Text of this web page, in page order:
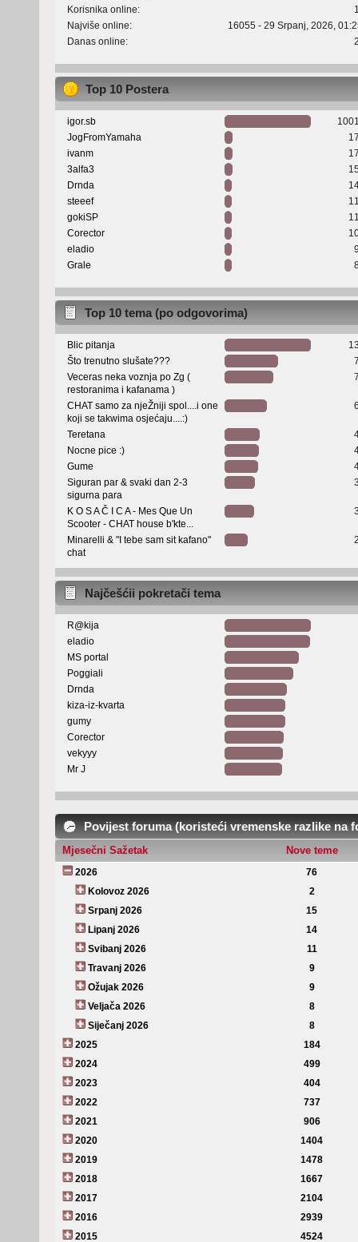
Korisnika online:
Najviše online:
16055 - 29 Srpanj, 2026,
Danas online:
Top 10 Postera
igor.sb
JogFromYamaha
ivanm
3alfa3
Drnda
steeef
gokiSP
Corector
eladio
Grale
Top 10 tema (po odgovorima)
Blic pitanja
Što trenutno slušate???
Veceras neka voznja po Zg (
restoranima i kafanama )
CHAT samo za njeŽniji spol....i one
koji se takwima osjećaju....:)
Teretana
Nocne pice :)
Gume
Siguran par & svaki dan 2-3
sigurna para
K O S A Č I C A - Mes Que Un
Scooter - CHAT house b'kte...
Minarelli & "I tebe sam sit kafano"
chat
Najčešćii pokretači tema
R@kija
eladio
MS portal
Poggiali
Drnda
kiza-iz-kvarta
gumy
Corector
vekyyy
Mr J
Povijest foruma (koristeći vremenske razlike na
Mjesečni Sažetak Nove teme
2026
76
Kolovoz 2026
2
Srpanj 2026
15
Lipanj 2026
14
Svibanj 2026
11
Travanj 2026
9
Ožujak 2026
9
Veljača 2026
8
Siječanj 2026
8
2025
184
2024
499
2023
404
2022
737
2021
906
2020
1404
2019
1478
2018
1667
2017
2104
2016
2939
2015
4524